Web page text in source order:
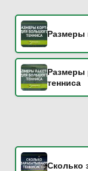
Размеры
Размеры
тенниса
Сколько